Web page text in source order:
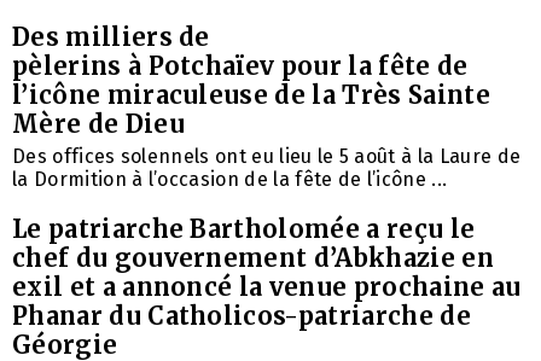
Des milliers de
pèlerins à Potchaïev pour la fête de
l’icône miraculeuse de la Très Sainte
Mère de Dieu
Des offices solennels ont eu lieu le 5 août à la Laure de
la Dormition à l’occasion de la fête de l’icône ...
Le patriarche Bartholomée a reçu le
chef du gouvernement d’Abkhazie en
exil et a annoncé la venue prochaine au
Phanar du Catholicos-patriarche de
Géorgie